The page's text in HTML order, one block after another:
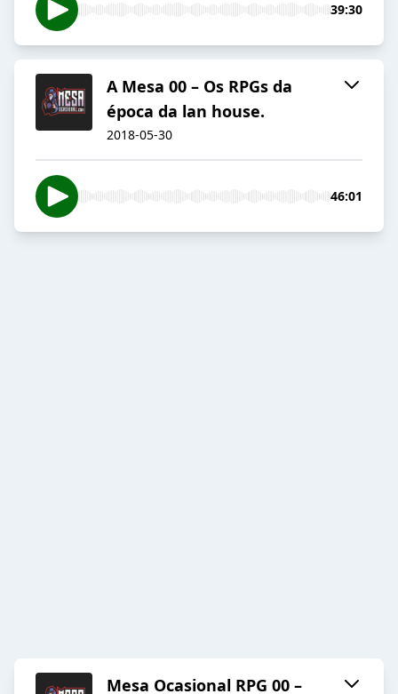
39:30
A Mesa 00 – Os RPGs da
época da lan house.
2018-05-30
46:01
Mesa Ocasional RPG 00 –